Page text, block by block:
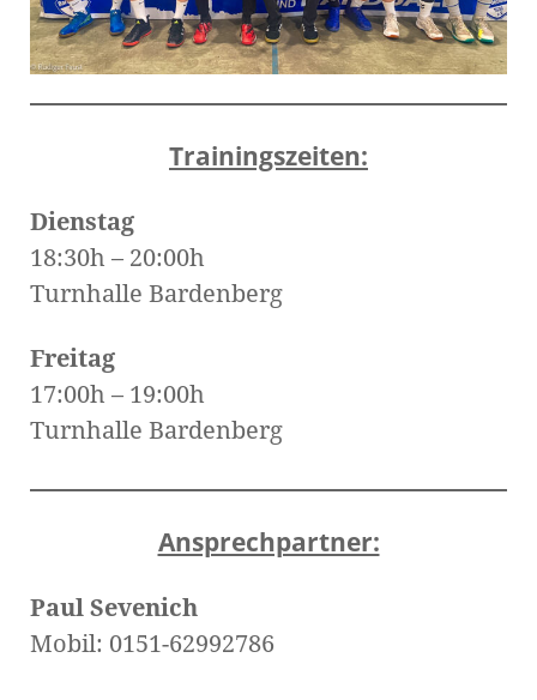
Trainingszeiten:
Dienstag
18:30h – 20:00h
Turnhalle Bardenberg
Freitag
17:00h – 19:00h
Turnhalle Bardenberg
Ansprechpartner:
Paul Sevenich
Mobil: 0151-62992786